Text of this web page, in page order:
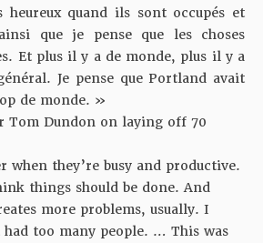
heureux quand ils sont occupés et
que je pense que les choses
Et plus il y a de monde, plus il y a
Je pense que Portland avait
de monde. »
Tom Dundon on laying off 70
when they’re busy and productive.
things should be done. And
more problems, usually. I
too many people. … This was